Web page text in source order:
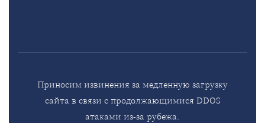
Приносим извинения за медленную загрузку
сайта в связи с продолжающимися DDOS
атаками из-за рубежа.